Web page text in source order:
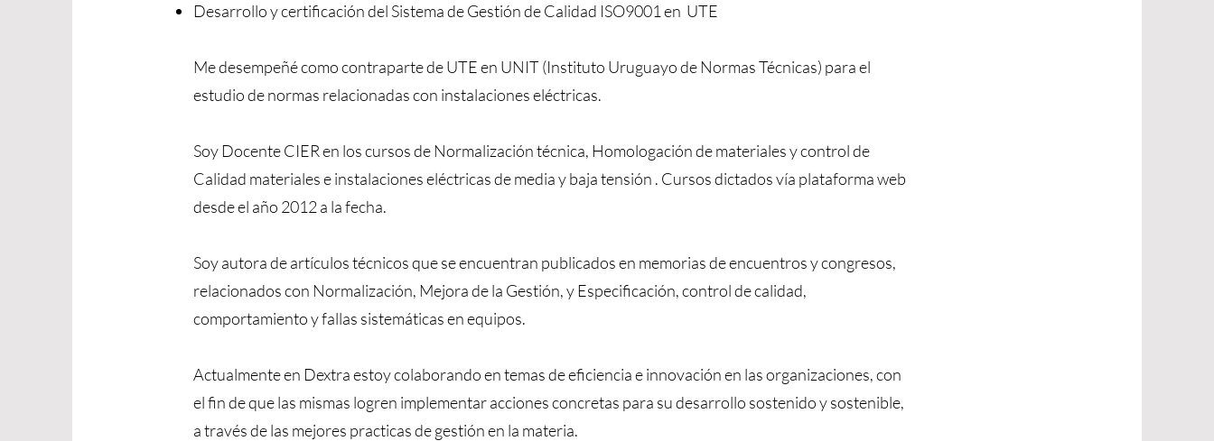
Desarrollo y certificación del Sistema de Gestión de Calidad ISO9001 en UTE
Me desempeñé como contraparte de UTE en UNIT (Instituto Uruguayo de Normas Técnicas) para el
estudio de normas relacionadas con instalaciones eléctricas.
Soy Docente CIER en los cursos de Normalización técnica, Homologación de materiales y control de
Calidad materiales e instalaciones eléctricas de media y baja tensión . Cursos dictados vía plataforma web
desde el año 2012 a la fecha.
Soy autora de artículos técnicos que se encuentran publicados en memorias de encuentros y congresos,
relacionados con Normalización, Mejora de la Gestión, y Especificación, control de calidad,
comportamiento y fallas sistemáticas en equipos.
Actualmente en Dextra estoy colaborando en temas de eficiencia e innovación en las organizaciones, con
el fin de que las mismas logren implementar acciones concretas para su desarrollo sostenido y sostenible,
a través de las mejores practicas de gestión en la materia.